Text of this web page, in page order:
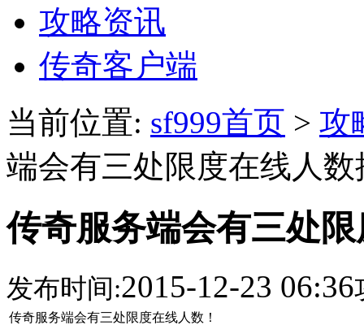
攻略资讯
传奇客户端
当前位置: sf999首页 > 攻
端会有三处限度在线人
传奇服务端会有三处
发布时间:2015-12-23 06:36
传奇服务端会有三处限度在线人数！